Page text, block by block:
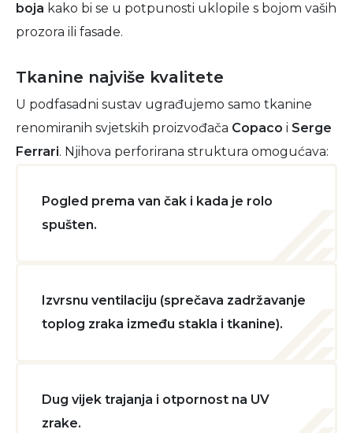
boja kako bi se u potpunosti uklopile s bojom vaših
prozora ili fasade.
Tkanine najviše kvalitete
U podfasadni sustav ugrađujemo samo tkanine
renomiranih svjetskih proizvođača Copaco i Serge
Ferrari. Njihova perforirana struktura omogućava:
Pogled prema van čak i kada je rolo
spušten.
Izvrsnu ventilaciju (sprečava zadržavanje
toplog zraka između stakla i tkanine).
Dug vijek trajanja i otpornost na UV
zrake.